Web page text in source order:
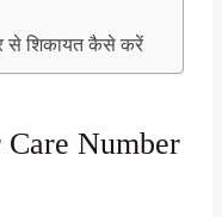
से शिकायत कैसे करें
Care Number